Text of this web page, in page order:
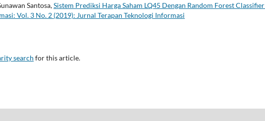
Santosa,Sistem Prediksi Harga Saham LQ45 Dengan Random Forest Classifier
Vol. 3 No. 2 (2019): Jurnal Terapan Teknologi Informasi
search for this article.